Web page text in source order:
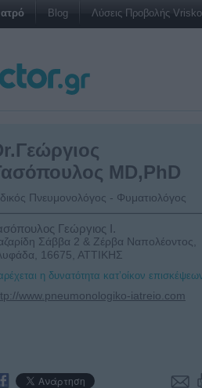
Blog Λύσεις Προβολής
MD,PhD
Πνευμονολόγος - Φυματιολόγος
Γεώργιος Ι.
Σάββα 2 & Ζέρβα Ναπολέοντος,
16675, ΑΤΤΙΚΗΣ
η δυνατότητα κατ’οίκον